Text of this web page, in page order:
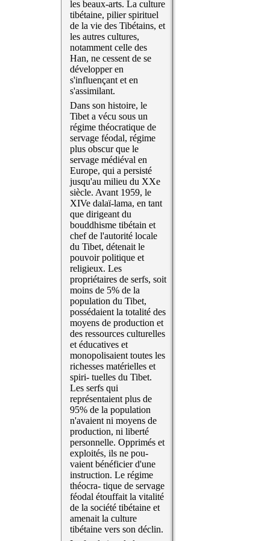
les beaux-arts. La culture
tibétaine, pilier spirituel
de la vie des Tibétains, et
les autres cultures,
notamment celle des
Han, ne cessent de se
développer en
s'influençant et en
s'assimilant.
Dans son histoire, le
Tibet a vécu sous un
régime théocratique de
servage féodal, régime
plus obscur que le
servage médiéval en
Europe, qui a persisté
jusqu'au milieu du XXe
siècle. Avant 1959, le
XIVe dalaï-lama, en tant
que dirigeant du
bouddhisme tibétain et
chef de l'autorité locale
du Tibet, détenait le
pouvoir politique et
religieux. Les
propriétaires de serfs, soit
moins de 5% de la
population du Tibet,
possédaient la totalité des
moyens de production et
des ressources culturelles
et éducatives et
monopolisaient toutes les
richesses matérielles et
spiri- tuelles du Tibet.
Les serfs qui
représentaient plus de
95% de la population
n'avaient ni moyens de
production, ni liberté
personnelle. Opprimés et
exploités, ils ne pou-
vaient bénéficier d'une
instruction. Le régime
théocra- tique de servage
féodal étouffait la vitalité
de la société tibétaine et
amenait la culture
tibétaine vers son déclin.